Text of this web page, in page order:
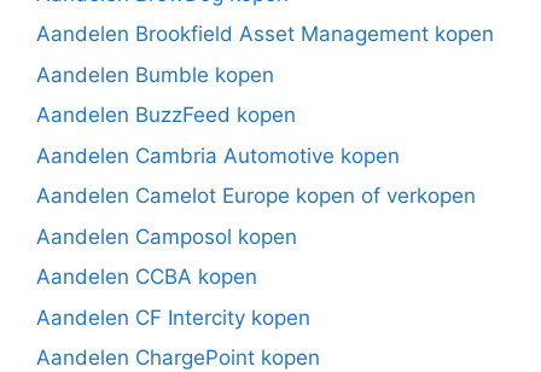
Aandelen Brookfield Asset Management kopen
Aandelen Bumble kopen
Aandelen BuzzFeed kopen
Aandelen Cambria Automotive kopen
Aandelen Camelot Europe kopen of verkopen
Aandelen Camposol kopen
Aandelen CCBA kopen
Aandelen CF Intercity kopen
Aandelen ChargePoint kopen